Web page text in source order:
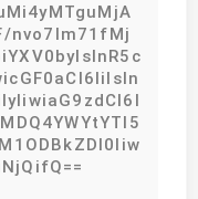
nvo7lm71fMj